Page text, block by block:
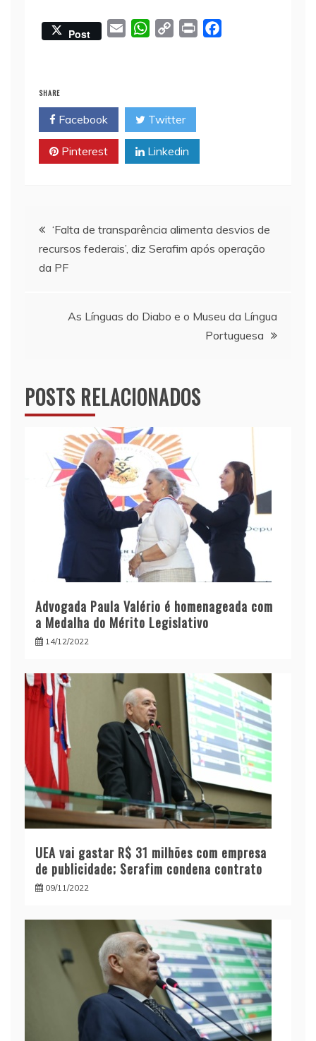
Post
W
A
p
p
i
n
k
SHARE
Facebook Twitter
Pinterest Linkedin
Navegação
de
‘Falta de transparência alimenta desvios de
recursos federais’, diz Serafim após operação
da PF
As Línguas do Diabo e o Museu da Língua
Portuguesa
POSTS RELACIONADOS
Advogada Paula Valério é homenageada com
a Medalha do Mérito Legislativo
14/12/2022
UEA vai gastar R$ 31 milhões com empresa
de publicidade; Serafim condena contrato
09/11/2022